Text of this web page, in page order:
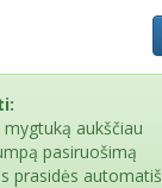
aukščiau
pasiruošimą
prasidės